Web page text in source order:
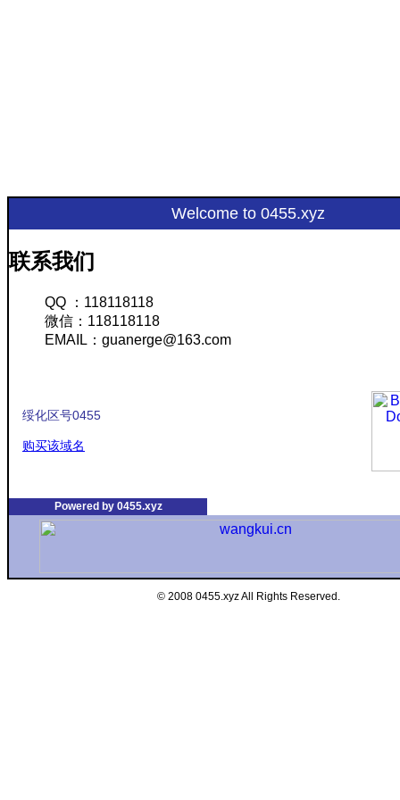
Welcome to 0455.xyz
联系我们
QQ ：118118118
微信：118118118
EMAIL：guanerge@163.com
绥化区号0455
购买该域名
Powered by 0455.xyz
© 2008 0455.xyz All Rights Reserved.